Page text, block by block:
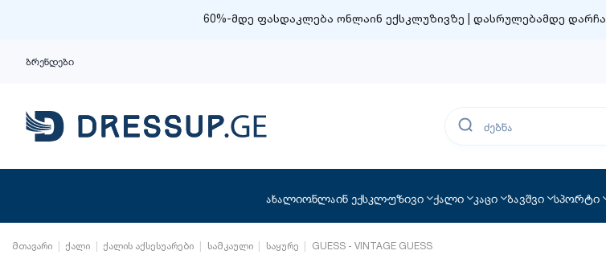
60%-მდე ფასდაკლება ონლაინ ექსკლუზივზე | დასრულებამდე დარჩა
ბრენდები
ახალიონლაინ ექსკლუზივი ქალი კაცი ბავშვი სპორტი
მთავარი ქალი ქალის აქსესუარები სამკაული საყურე GUESS - VINTAGE GUESS